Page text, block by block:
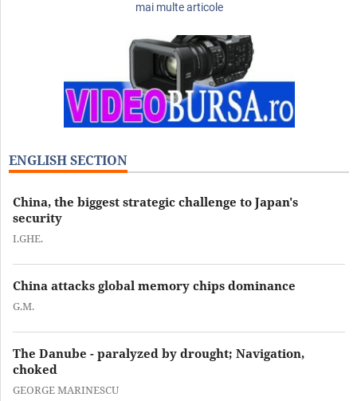
mai multe articole
ENGLISH SECTION
China, the biggest strategic challenge to Japan's
security
I.GHE.
China attacks global memory chips dominance
G.M.
The Danube - paralyzed by drought; Navigation,
choked
GEORGE MARINESCU